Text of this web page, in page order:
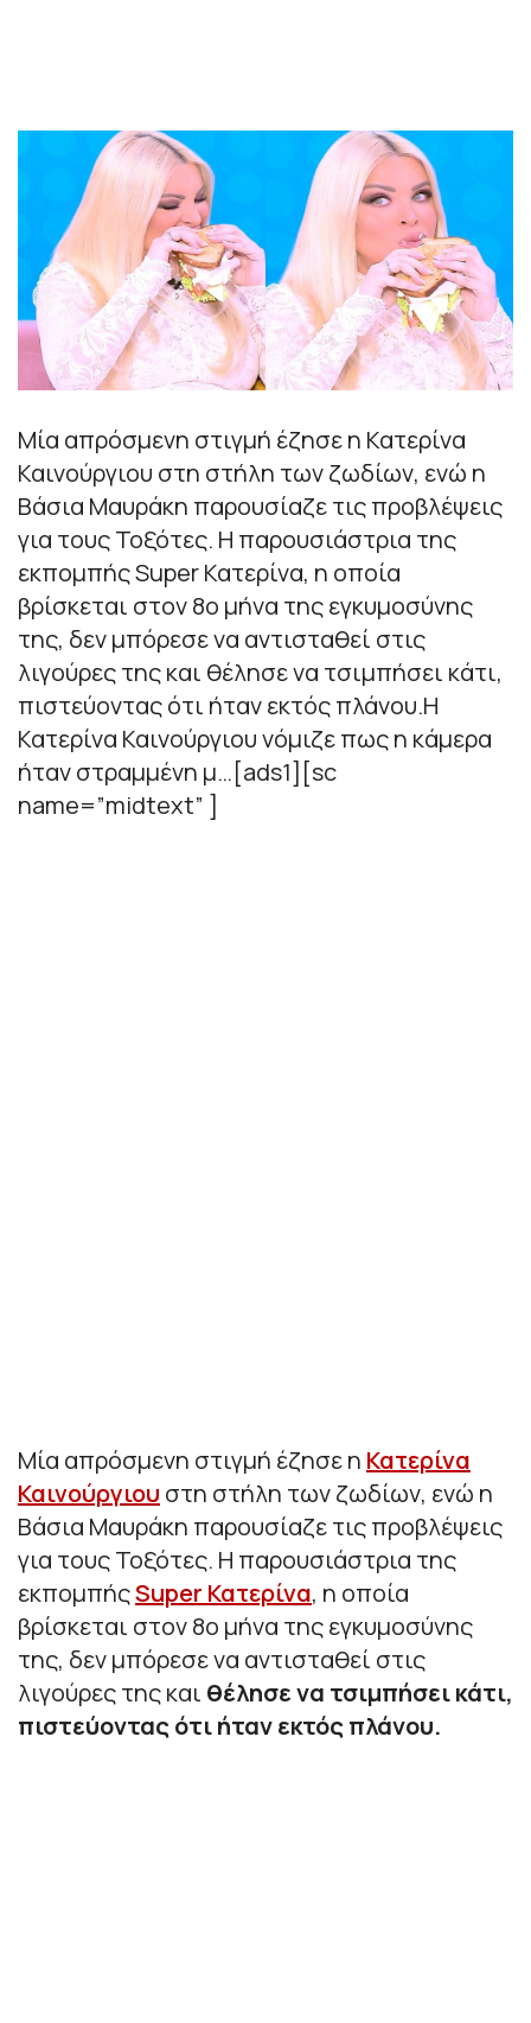
Μία απρόσμενη στιγμή έζησε η Κατερίνα
Καινούργιου στη στήλη των ζωδίων, ενώ η
Βάσια Μαυράκη παρουσίαζε τις προβλέψεις
για τους Τοξότες. Η παρουσιάστρια της
εκπομπής Super Κατερίνα, η οποία
βρίσκεται στον 8ο μήνα της εγκυμοσύνης
της, δεν μπόρεσε να αντισταθεί στις
λιγούρες της και θέλησε να τσιμπήσει κάτι,
πιστεύοντας ότι ήταν εκτός πλάνου.Η
Κατερίνα Καινούργιου νόμιζε πως η κάμερα
ήταν στραμμένη μ…[ads1][sc
name=”midtext” ]
Μία απρόσμενη στιγμή έζησε η Κατερίνα
Καινούργιου στη στήλη των ζωδίων, ενώ η
Βάσια Μαυράκη παρουσίαζε τις προβλέψεις
για τους Τοξότες. Η παρουσιάστρια της
εκπομπήςSuper Κατερίνα, η οποία
βρίσκεται στον 8ο μήνα της εγκυμοσύνης
της, δεν μπόρεσε να αντισταθεί στις
λιγούρες της και θέλησε να τσιμπήσει κάτι,
πιστεύοντας ότι ήταν εκτός πλάνου.